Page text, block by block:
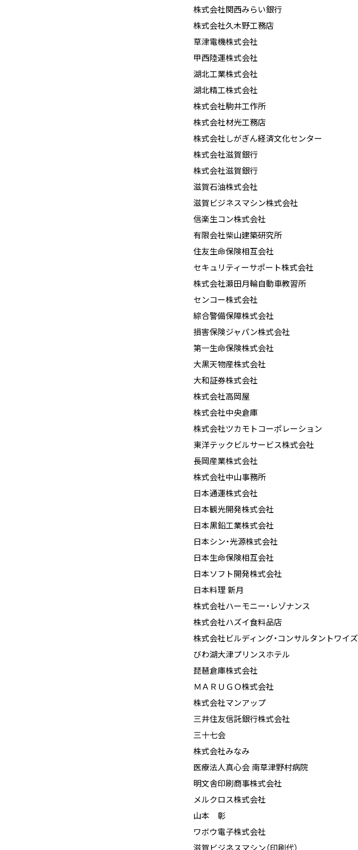
株式会社関西みらい銀行
株式会社久木野工務店
草津電機株式会社
甲西陸運株式会社
湖北工業株式会社
湖北精工株式会社
株式会社駒井工作所
株式会社材光工務店
株式会社しがぎん経済文化センター
株式会社滋賀銀行
株式会社滋賀銀行
滋賀石油株式会社
滋賀ビジネスマシン株式会社
信楽生コン株式会社
有限会社柴山建築研究所
住友生命保険相互会社
セキュリティーサポート株式会社
株式会社瀬田月輪自動車教習所
センコー株式会社
綜合警備保障株式会社
損害保険ジャパン株式会社
第一生命保険株式会社
大黒天物産株式会社
大和証券株式会社
株式会社高岡屋
株式会社中央倉庫
株式会社ツカモトコーポレーション
東洋テックビルサービス株式会社
長岡産業株式会社
株式会社中山事務所
日本通運株式会社
日本観光開発株式会社
日本黒鉛工業株式会社
日本シン・光源株式会社
日本生命保険相互会社
日本ソフト開発株式会社
日本料理 新月
株式会社ハーモニー・レゾナンス
株式会社ハズイ食料品店
株式会社ビルディング・コンサルタントワイズ
びわ湖大津プリンスホテル
琵琶倉庫株式会社
ＭＡＲＵＧＯ株式会社
株式会社マンアップ
三井住友信託銀行株式会社
三十七会
株式会社みなみ
医療法人真心会 南草津野村病院
明文舎印刷商事株式会社
メルクロス株式会社
山本 彰
ワボウ電子株式会社
滋賀ビジネスマシン（印刷代）